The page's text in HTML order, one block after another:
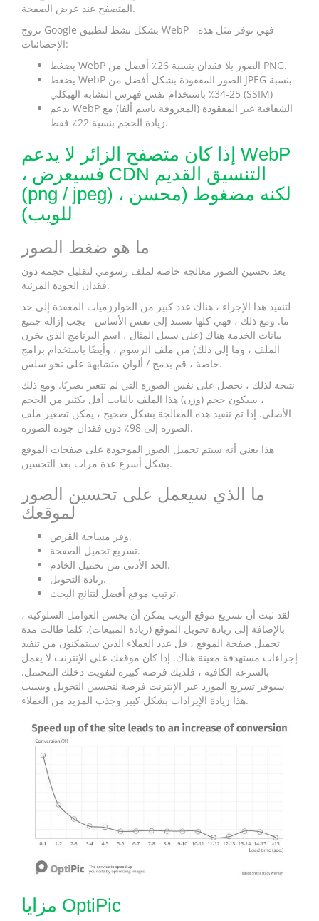
المتصفح عند عرض الصفحة.
تروج Google بشكل نشط لتطبيق WebP - فهي توفر مثل هذه
الإحصائيات:
يضغط WebP الصور بلا فقدان بنسبة 26٪ أفضل من PNG.
يضغط WebP الصور المفقودة بشكل أفضل من JPEG بنسبة
25-34٪ باستخدام نفس فهرس التشابه الهيكلي (SSIM)
يدعم WebP الشفافية غير المفقودة (المعروفة باسم ألفا) مع
زيادة الحجم بنسبة 22٪ فقط.
إذا كان متصفح الزائر لا يدعم WebP
، فسيعرض CDN التنسيق القديم
(png / jpeg) ، لكنه مضغوط (محسن
للويب)
ما هو ضغط الصور
يعد تحسين الصور معالجة خاصة لملف رسومي لتقليل حجمه دون
فقدان الجودة المرئية.
لتنفيذ هذا الإجراء ، هناك عدد كبير من الخوارزميات المعقدة إلى حد
ما. ومع ذلك ، فهي كلها تستند إلى نفس الأساس - يجب إزالة جميع
بيانات الخدمة هناك (على سبيل المثال ، اسم البرنامج الذي يخزن
الملف ، وما إلى ذلك) من ملف الرسوم ، وأيضًا باستخدام برامج
خاصة ، قم بدمج / ألوان متشابهة على نحو سلس.
نتيجة لذلك ، نحصل على نفس الصورة التي لم تتغير بصريًا. ومع ذلك
، سيكون حجم (وزن) هذا الملف بالبايت أقل بكثير من الحجم
الأصلي. إذا تم تنفيذ هذه المعالجة بشكل صحيح ، يمكن تصغير ملف
الصورة إلى 98٪ دون فقدان جودة الصورة.
هذا يعني أنه سيتم تحميل الصور الموجودة على صفحات الموقع
بشكل أسرع عدة مرات بعد التحسين.
ما الذي سيعمل على تحسين الصور
لموقعك
وفر مساحة القرص.
تسريع تحميل الصفحة.
الحد الأدنى من تحميل الخادم.
زيادة التحويل.
ترتيب موقع أفضل لنتائج البحث.
لقد ثبت أن تسريع موقع الويب يمكن أن يحسن العوامل السلوكية ،
بالإضافة إلى زيادة تحويل الموقع (زيادة المبيعات). كلما طالت مدة
تحميل صفحة الموقع ، قل عدد العملاء الذين سيتمكنون من تنفيذ
إجراءات مستهدفة معينة هناك. إذا كان موقعك على الإنترنت لا يعمل
بالسرعة الكافية ، فلديك فرصة كبيرة لتفويت دخلك المحتمل.
سيوفر تسريع المورد عبر الإنترنت فرصة لتحسين التحويل وبسبب
هذا زيادة الإيرادات بشكل كبير وجذب المزيد من العملاء.
مزايا OptiPic